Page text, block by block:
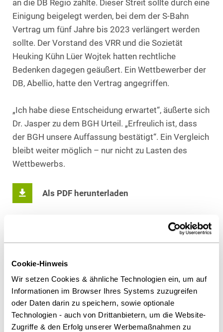
Cookie-Hinweis
Wir setzen Cookies & ähnliche Technologien ein, um auf
Informationen im Browser Ihres Systems zuzugreifen
oder Daten darin zu speichern, sowie optionale
Technologien - auch von Drittanbietern, um die Website-
Zugriffe & den Erfolg unserer Werbemaßnahmen zu
an die DB Regio zahlte. Dieser Streit sollte durch eine
Einigung beigelegt werden, bei dem der S-Bahn
Vertrag um fünf Jahre bis 2023 verlängert werden
sollte. Der Vorstand des VRR und die Sozietät
Heuking Kühn Lüer Wojtek hatten rechtliche
Bedenken dagegen geäußert. Ein Wettbewerber der
DB, Abellio, hatte den Vertrag angegriffen.
„Ich habe diese Entscheidung erwartet“, äußerte sich
Dr. Jasper zu dem BGH Urteil. „Erfreulich ist, dass
der BGH unsere Auffassung bestätigt“. Ein Vergleich
bleibt weiter möglich – nur nicht zu Lasten des
Wettbewerbs.
Als PDF herunterladen
Transport, Verkehr & Infrastruktur